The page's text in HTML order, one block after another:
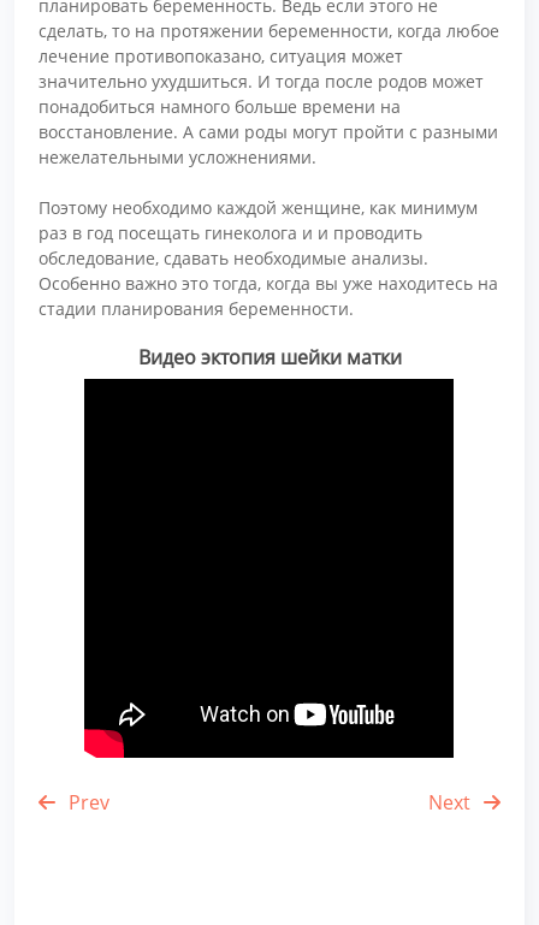
планировать беременность. Ведь если этого не
сделать, то на протяжении беременности, когда любое
лечение противопоказано, ситуация может
значительно ухудшиться. И тогда после родов может
понадобиться намного больше времени на
восстановление. А сами роды могут пройти с разными
нежелательными усложнениями.
Поэтому необходимо каждой женщине, как минимум
раз в год посещать гинеколога и и проводить
обследование, сдавать необходимые анализы.
Особенно важно это тогда, когда вы уже находитесь на
стадии планирования беременности.
Видео эктопия шейки матки
Prev Next